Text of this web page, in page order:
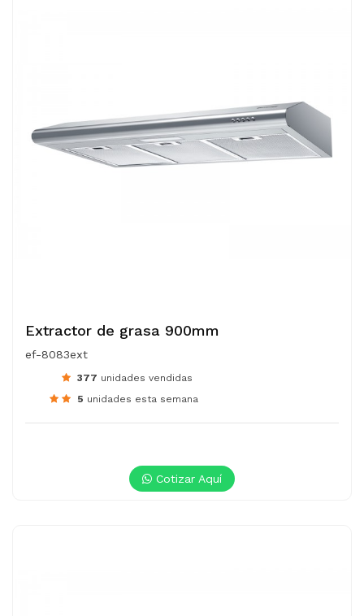
Extractor de grasa 900mm
ef-8083ext
377 unidades vendidas
5 unidades esta semana
Cotizar Aquí